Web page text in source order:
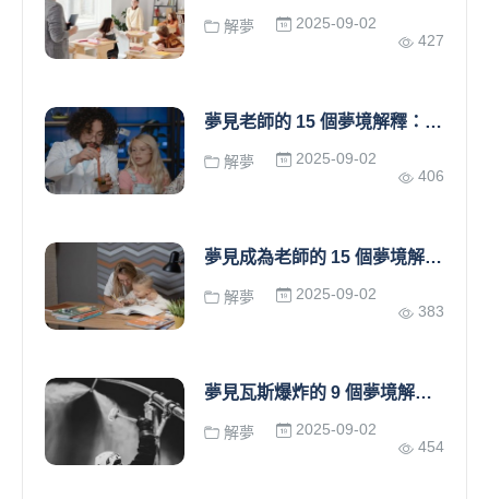
解夢
2025-09-02
427
夢見老師的 15 個夢境解釋：夢見老師參加考試、夢見老師死了
解夢
2025-09-02
406
夢見成為老師的 15 個夢境解釋：夢見學生受到欽佩、夢見準備上課
解夢
2025-09-02
383
夢見瓦斯爆炸的 9 個夢境解釋：夢見建築物因瓦斯爆炸而倒塌、夢見充滿煙霧的瓦斯爆炸
解夢
2025-09-02
454